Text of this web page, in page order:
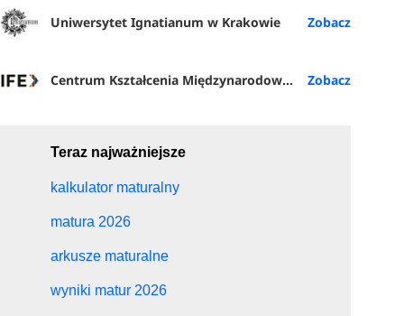
Uniwersytet Ignatianum w Krakowie
Centrum Kształcenia Międzynarodowego (IFE) PŁ
Teraz najważniejsze
kalkulator maturalny
matura 2026
arkusze maturalne
wyniki matur 2026